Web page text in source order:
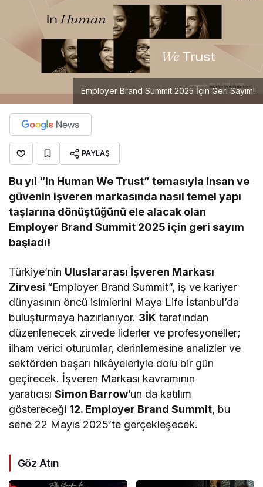
Employer Brand Summit 2025 İçin Geri Sayım!
PAYLAŞ
Bu yıl “In Human We Trust” temasıyla insan ve
güvenin işveren markasında nasıl temel yapı
taşlarına dönüştüğünü ele alacak olan
Employer Brand Summit 2025 için geri sayım
başladı!
Türkiye’nin Uluslararası İşveren Markası
Zirvesi “Employer Brand Summit”, iş ve kariyer
dünyasının öncü isimlerini Maya Life İstanbul’da
buluşturmaya hazırlanıyor. 3İK tarafından
düzenlenecek zirvede liderler ve profesyoneller;
ilham verici oturumlar, derinlemesine analizler ve
sektörden başarı hikâyeleriyle dolu bir gün
geçirecek. İşveren Markası kavramının
yaratıcısıSimon Barrow’un da katılım
göstereceği 12. Employer Brand Summit, bu
sene 22 Mayıs 2025’te gerçekleşecek.
Göz Atın